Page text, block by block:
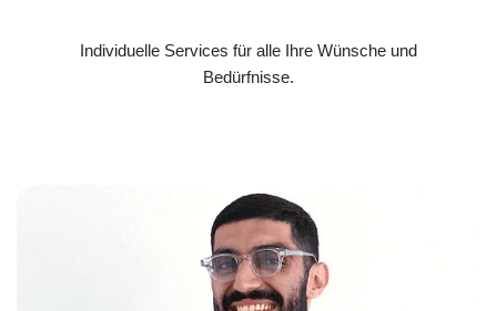
Individuelle Services für alle Ihre Wünsche und
Bedürfnisse.